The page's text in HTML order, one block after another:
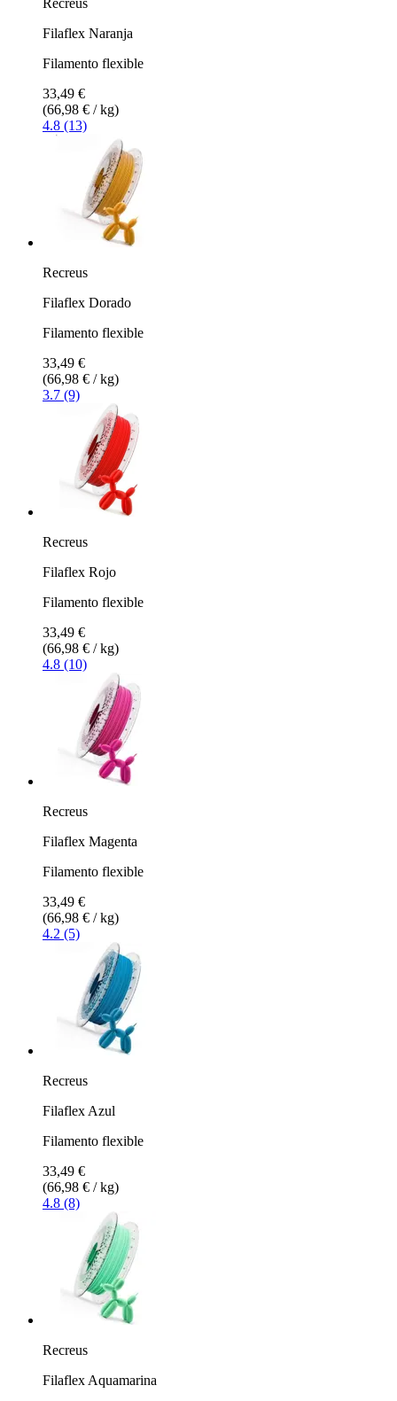
Filaflex Naranja
Filamento flexible
33,49 €
(66,98 € / kg)
4.8 (13)
Recreus
Filaflex Dorado
Filamento flexible
33,49 €
(66,98 € / kg)
3.7 (9)
Recreus
Filaflex Rojo
Filamento flexible
33,49 €
(66,98 € / kg)
4.8 (10)
Recreus
Filaflex Magenta
Filamento flexible
33,49 €
(66,98 € / kg)
4.2 (5)
Recreus
Filaflex Azul
Filamento flexible
33,49 €
(66,98 € / kg)
4.8 (8)
Recreus
Filaflex Aquamarina